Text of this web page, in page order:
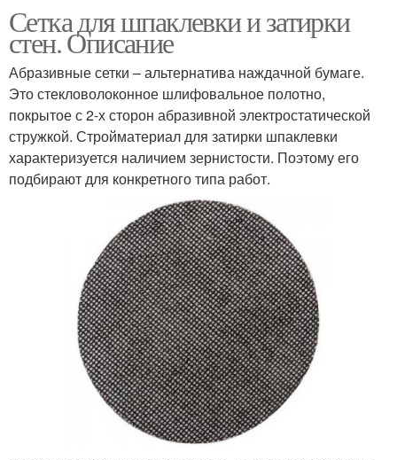
Сетка для шпаклевки и затирки
стен. Описание
Абразивные сетки – альтернатива наждачной бумаге.
Это стекловолоконное шлифовальное полотно,
покрытое с 2-х сторон абразивной электростатической
стружкой. Стройматериал для затирки шпаклевки
характеризуется наличием зернистости. Поэтому его
подбирают для конкретного типа работ.